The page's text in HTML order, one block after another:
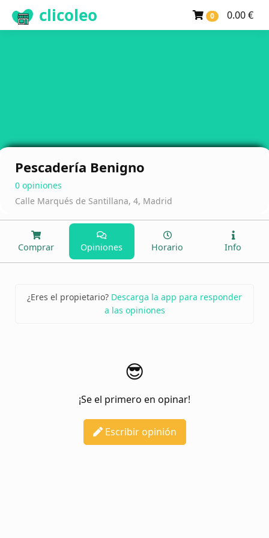
0 0.00 €
clicoleo
Pescadería Benigno
0 opiniones
Calle Marqués de Santillana, 4, Madrid
Comprar Opiniones Horario Info
¿Eres el propietario? Descarga la app para responder
a las opiniones
😎
¡Se el primero en opinar!
Escribir opinión